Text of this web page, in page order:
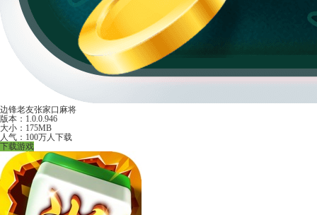
边锋老友张家口麻将
版本：1.0.0.946
大小：175MB
人气：100万人下载
下载游戏